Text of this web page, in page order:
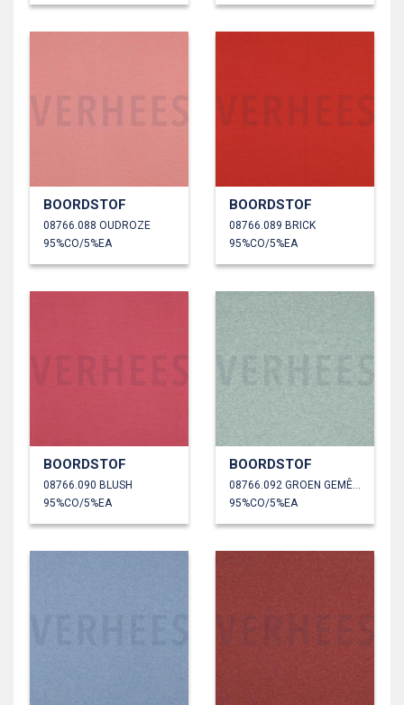
BOORDSTOF
08766.088 OUDROZE
95%CO/5%EA
BOORDSTOF
08766.089 BRICK
95%CO/5%EA
BOORDSTOF
08766.090 BLUSH
95%CO/5%EA
BOORDSTOF
08766.092 GROEN GEMÊLEERD
95%CO/5%EA